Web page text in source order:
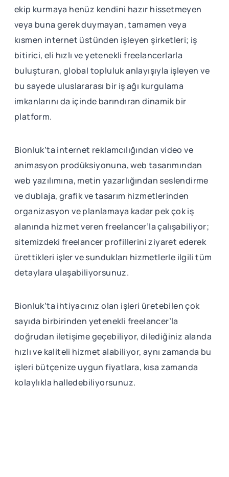
ekip kurmaya henüz kendini hazır hissetmeyen
veya buna gerek duymayan, tamamen veya
kısmen internet üstünden işleyen şirketleri; iş
bitirici, eli hızlı ve yetenekli freelancerlarla
buluşturan, global topluluk anlayışıyla işleyen ve
bu sayede uluslararası bir iş ağı kurgulama
imkanlarını da içinde barındıran dinamik bir
platform.
Bionluk’ta internet reklamcılığından video ve
animasyon prodüksiyonuna, web tasarımından
web yazılımına, metin yazarlığından seslendirme
ve dublaja, grafik ve tasarım hizmetlerinden
organizasyon ve planlamaya kadar pek çok iş
alanında hizmet veren freelancer’la çalışabiliyor;
sitemizdeki freelancer profillerini ziyaret ederek
ürettikleri işler ve sundukları hizmetlerle ilgili tüm
detaylara ulaşabiliyorsunuz.
Bionluk’ta ihtiyacınız olan işleri üretebilen çok
sayıda birbirinden yetenekli freelancer’la
doğrudan iletişime geçebiliyor, dilediğiniz alanda
hızlı ve kaliteli hizmet alabiliyor, aynı zamanda bu
işleri bütçenize uygun fiyatlara, kısa zamanda
kolaylıkla halledebiliyorsunuz.